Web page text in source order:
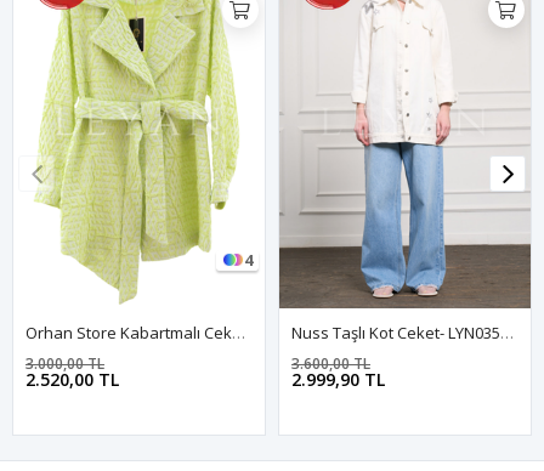
4
Orhan Store Kabartmalı Ceket- LYN03697 Asit
2.520,00 TL
3.000,00 TL
Nuss Taşlı Kot Ceket- LYN03577 Ekru
2.999,90 TL
3.600,00 TL